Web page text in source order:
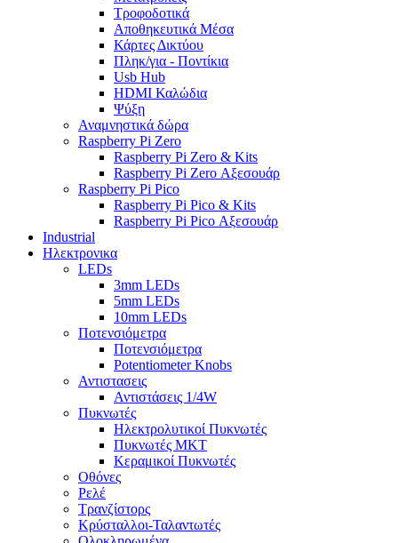
Τροφοδοτικά
Αποθηκευτικά Μέσα
Κάρτες Δικτύου
Πληκ/για - Ποντίκια
Usb Hub
HDMI Καλώδια
Ψύξη
Αναμνηστικά δώρα
Raspberry Pi Zero
Raspberry Pi Zero & Kits
Raspberry Pi Zero Αξεσουάρ
Raspberry Pi Pico
Raspberry Pi Pico & Kits
Raspberry Pi Pico Αξεσουάρ
Industrial
Ηλεκτρονικα
LEDs
3mm LEDs
5mm LEDs
10mm LEDs
Ποτενσιόμετρα
Ποτενσιόμετρα
Potentiometer Knobs
Αντιστασεις
Αντιστάσεις 1/4W
Πυκνωτές
Ηλεκτρολυτικοί Πυκνωτές
Πυκνωτές MKT
Κεραμικοί Πυκνωτές
Οθόνες
Ρελέ
Τρανζίστορς
Κρύσταλλοι-Ταλαντωτές